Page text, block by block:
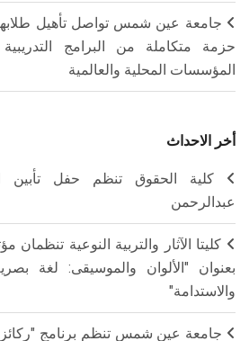
جامعة عين شمس تواصل تأهيل
حزمة متكاملة من البرامج
المؤسسات المحلية والعالمية
أخر الاحداث
كلية الحقوق تنظم حفل تأبين
عبدالرحمن
كليتا الآثار والتربية النوعية تنظمان
بعنوان "الألوان والموسيقى: لغة
والاستدامة"
جامعة عين شمس تنظم برنامج